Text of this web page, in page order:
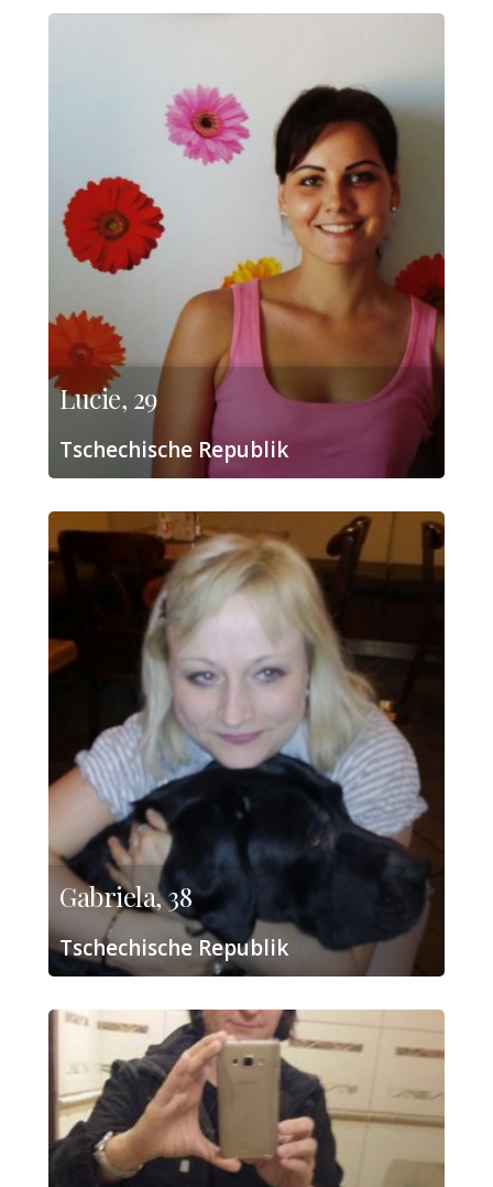
Lucie, 29
Tschechische Republik
Gabriela, 38
Tschechische Republik